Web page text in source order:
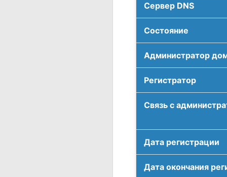
Сервер DNS
Соcтояние
Администратор
Регистратор
Связь с
Дата регистрации
Дата окончания